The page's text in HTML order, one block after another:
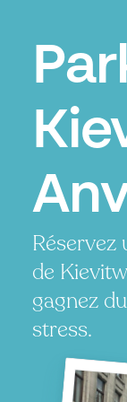
de
gagnez
stress.